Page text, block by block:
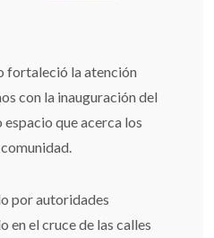
fortaleció la atención
con la inauguración del
que acerca los
por autoridades
en el cruce de las calles